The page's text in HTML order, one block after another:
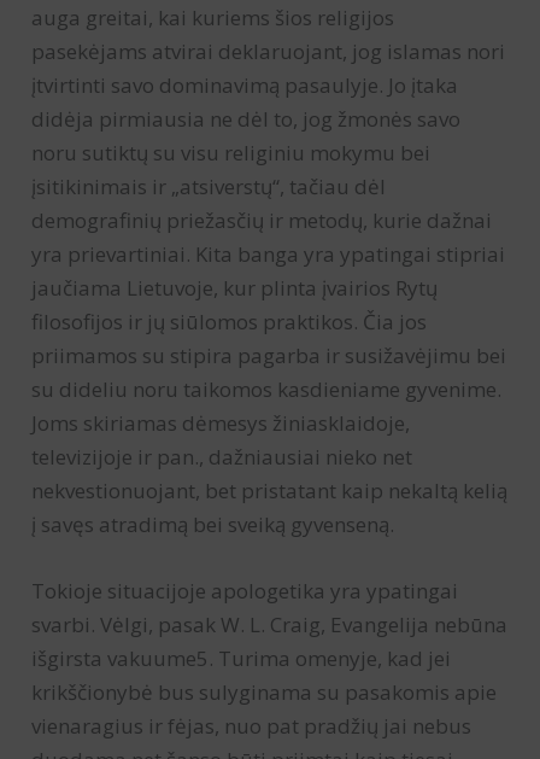
auga greitai, kai kuriems šios religijos
pasekėjams atvirai deklaruojant, jog islamas nori
įtvirtinti savo dominavimą pasaulyje. Jo įtaka
didėja pirmiausia ne dėl to, jog žmonės savo
noru sutiktų su visu religiniu mokymu bei
įsitikinimais ir „atsiverstų“, tačiau dėl
demografinių priežasčių ir metodų, kurie dažnai
yra prievartiniai. Kita banga yra ypatingai stipriai
jaučiama Lietuvoje, kur plinta įvairios Rytų
filosofijos ir jų siūlomos praktikos. Čia jos
priimamos su stipira pagarba ir susižavėjimu bei
su dideliu noru taikomos kasdieniame gyvenime.
Joms skiriamas dėmesys žiniasklaidoje,
televizijoje ir pan., dažniausiai nieko net
nekvestionuojant, bet pristatant kaip nekaltą kelią
į savęs atradimą bei sveiką gyvenseną.
Tokioje situacijoje apologetika yra ypatingai
svarbi. Vėlgi, pasak W. L. Craig, Evangelija nebūna
išgirsta vakuume5. Turima omenyje, kad jei
krikščionybė bus sulyginama su pasakomis apie
vienaragius ir fėjas, nuo pat pradžių jai nebus